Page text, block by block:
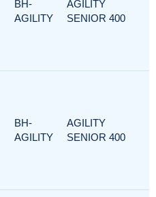
BH-
AGILITY
AGILITY
SENIOR 400
BH-
AGILITY
AGILITY
SENIOR 400